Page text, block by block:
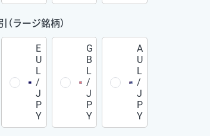
ラージ銘柄）
E
U
L
/
J
P
Y
G
B
L
/
J
P
Y
A
U
L
/
J
P
Y